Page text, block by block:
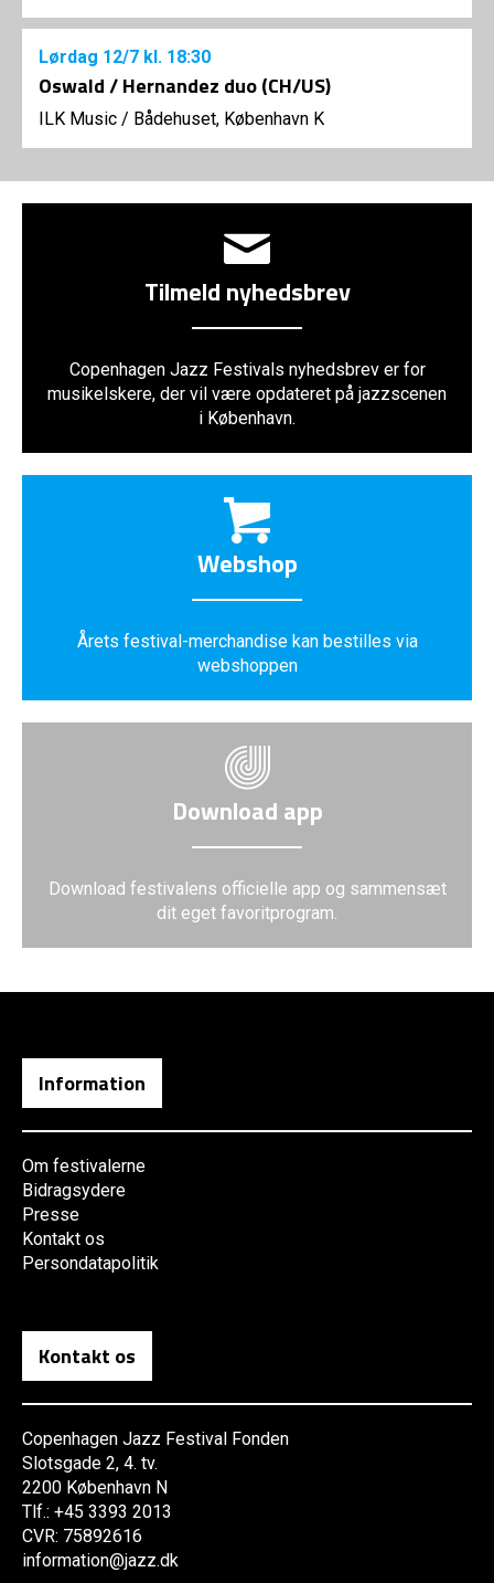
Lørdag 12/7 kl. 18:30
Oswald / Hernandez duo (CH/US)
ILK Music / Bådehuset, København K
Tilmeld nyhedsbrev
Copenhagen Jazz Festivals nyhedsbrev er for
musikelskere, der vil være opdateret på jazzscenen
i København.
Webshop
Årets festival-merchandise kan bestilles via
webshoppen
Download app
Download festivalens officielle app og sammensæt
dit eget favoritprogram.
Information
Om festivalerne
Bidragsydere
Presse
Kontakt os
Persondatapolitik
Kontakt os
Copenhagen Jazz Festival Fonden
Slotsgade 2, 4. tv.
2200 København N
Tlf.: +45 3393 2013
CVR: 75892616
information@jazz.dk